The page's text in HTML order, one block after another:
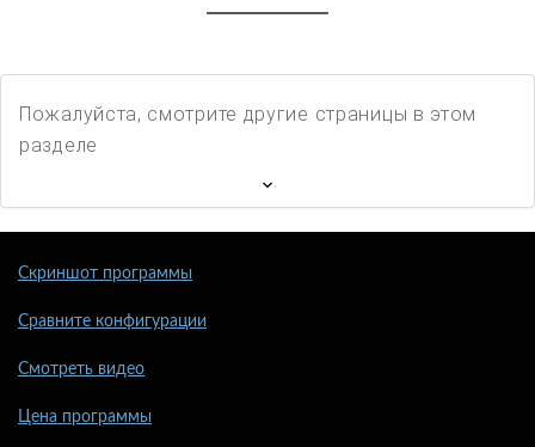
Пожалуйста, смотрите другие страницы в этом
разделе
Скриншот программы
Сравните конфигурации
Смотреть видео
Цена программы